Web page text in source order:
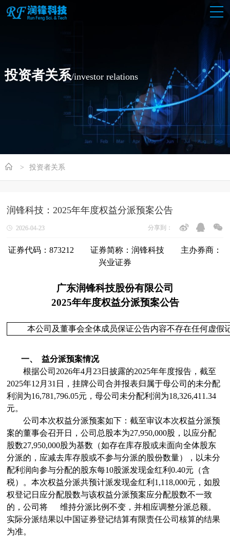
投资者关系/investor relations
投资者关系
润锋科技：2025年年度权益分派预案公告
2026-04-23 分享到：
证券代码： 873212 证券简称： 润锋科技
主办券商：
兴业证券
广东润锋科技股份有限公司
2025年年度权益分派预案公告
本公司及董事会全体成员保证公告内容不存在任何虚
一、
益分派预案情况
根据公司 2026年4月23日披露的2025年年度报告，截至
2025年12月31日 ，挂牌公司合并报表归属于母公司的未分配
利润为16,781,796.05元，母公司未分配利润为18,326,411.34
元。
公司本次权益分派预案如下：截至审议本次权益分派预
案的董事会召开日，公司总股本为27,950,000股，以应分配
股数27,950,000股为基数 （如存在库存股或未面向全体股东
分派的 ，应减去库存股或不参与分派的股份数量） ， 以未分
配利润向参与分配的股东每10股派发现金红利0.40元（含
税） 。本次权益分派共预计派发现金红利 1,118,000元，如股
权登记日应分配股数与该权益分派预案应分配股数不一致
的，公司将
维持分派比例不变，并相应调整分派总额。
实际分派结果以中国证券登记结算有限责任公司核算的结果
为准。